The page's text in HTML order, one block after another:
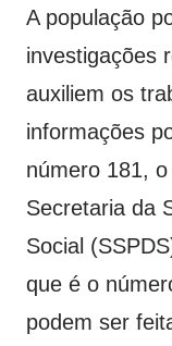
A população
investigações
auxiliem os
informações
número 181,
Secretaria da
Social
que é o
podem ser